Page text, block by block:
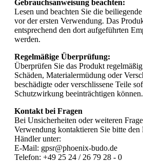
Gebrauchsanweisung beachten:
Lesen und beachten Sie die
vor der ersten Verwendung. Das
entsprechend den dort aufgeführten
werden.
Regelmäßige Überprüfung:
Überprüfen Sie das Produkt
Schäden, Materialermüdung oder
beschädigte oder verschlissene Teile
Schutzwirkung beeinträchtigen können.
Kontakt bei Fragen
Bei Unsicherheiten oder weiteren
Verwendung kontaktieren Sie bitte den
Händler unter:
E-Mail: gpsr@phoenix-budo.de
Telefon: +49 25 24 / 26 79 28 - 0